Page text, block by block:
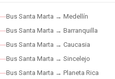
Bus Santa Marta → Medellín
Bus Santa Marta → Barranquilla
Bus Santa Marta → Caucasia
Bus Santa Marta → Sincelejo
Bus Santa Marta → Planeta Rica